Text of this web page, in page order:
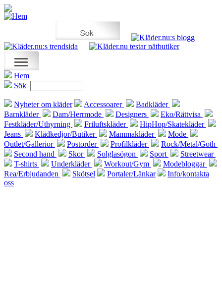
Hem
Sök
Nyheter om kläder Accessoarer
Badkläder
Barnkläder
Dam/Herrmode Designers
Eko/Rättvisa
Festkläder/Uthyrning
Friluftskläder
HipHop/Skatekläder
Jeans
Klädkedjor/Butiker Mammakläder
Mode
Outlet/Gallerior
Postorder Profilkläder
Rock/Metal/Goth
Second hand
Skor Solglasögon Sport
Streetwear
T-shirts
Underkläder Workout/Gym
Modebloggar
Rea/Erbjudanden
Skötsel Portaler/Länkar
Info/kontakta
oss